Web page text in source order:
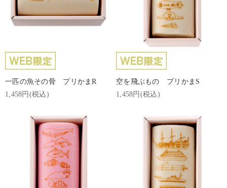
一匹の魚その骨 プリかまR
1,458円(税込)
空を飛ぶもの プリかまS
1,458円(税込)